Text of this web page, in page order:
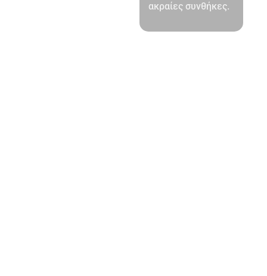
ακραίες συνθήκες.